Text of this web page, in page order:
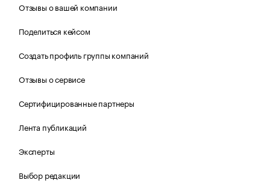
Отзывы о вашей компании
Поделиться кейсом
Создать профиль группы компаний
Отзывы о сервисе
Сертифицированные партнеры
Лента публикаций
Эксперты
Выбор редакции